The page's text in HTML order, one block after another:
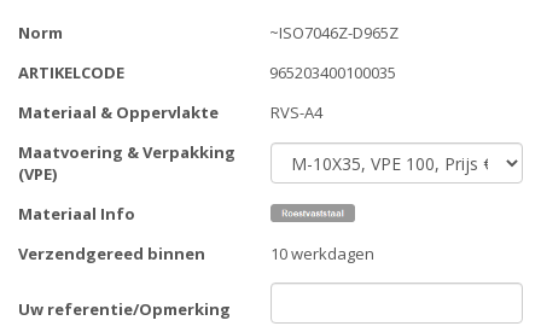
Norm
~ISO7046Z-D965Z
ARTIKELCODE
965203400100035
Materiaal & Oppervlakte
RVS-A4
Maatvoering & Verpakking
(VPE)
Materiaal Info
Verzendgereed binnen
10 werkdagen
Uw referentie/Opmerking